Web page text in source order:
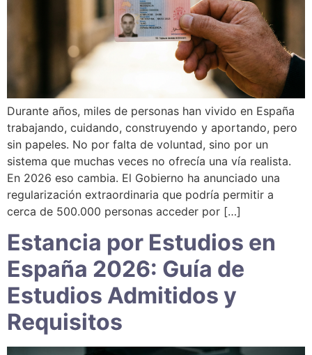
Durante años, miles de personas han vivido en España
trabajando, cuidando, construyendo y aportando, pero
sin papeles. No por falta de voluntad, sino por un
sistema que muchas veces no ofrecía una vía realista.
En 2026 eso cambia. El Gobierno ha anunciado una
regularización extraordinaria que podría permitir a
cerca de 500.000 personas acceder por […]
Estancia por Estudios en
España 2026: Guía de
Estudios Admitidos y
Requisitos